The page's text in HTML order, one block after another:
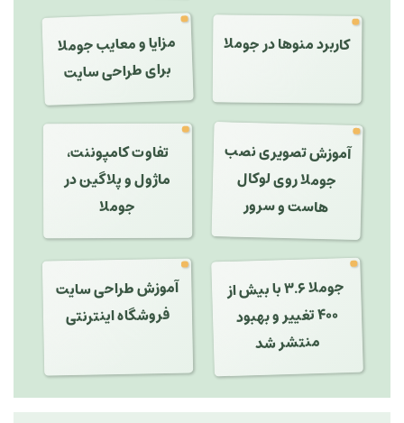
کاربرد منوها در جوملا مزایا و معایب جوملا
برای طراحی سایت
آموزش تصویری نصب
جوملا روی لوکال
هاست و سرور
تفاوت کامپوننت،
ماژول و پلاگین در
جوملا
جوملا ۳.۶ با بیش از
۴۰۰ تغییر و بهبود
منتشر شد
آموزش طراحی سایت
فروشگاه اینترنتی